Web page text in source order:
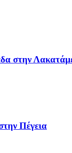
στην
Πέγεια